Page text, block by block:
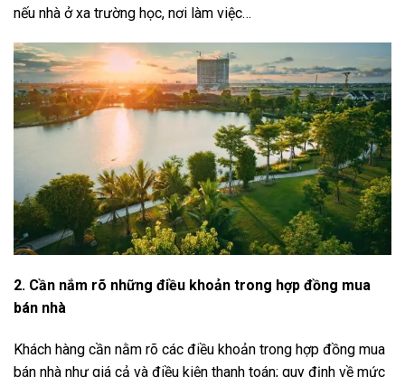
nếu nhà ở xa trường học, nơi làm việc…
2. Cần nắm rõ những điều khoản trong hợp đồng mua
bán nhà
Khách hàng cần nằm rõ các điều khoản trong hợp đồng mua
bán nhà như giá cả và điều kiện thanh toán; quy định về mức